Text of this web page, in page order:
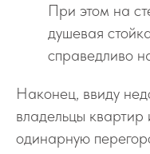
При этом на
душевая
справедливо
Наконец, ввиду
владельцы квартир
одинарную